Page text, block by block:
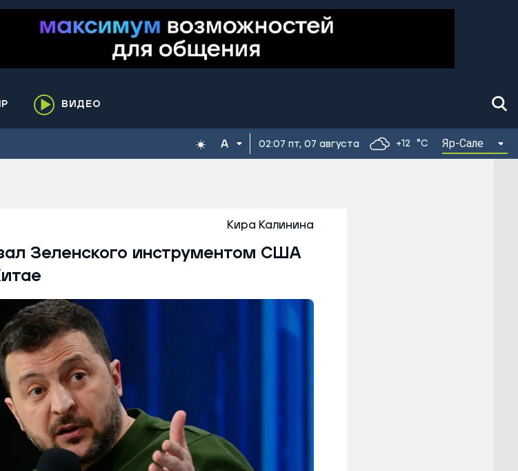
ВИДЕО
02:07 пт, 07 августа +12 °C Яр-Сале
Кира Калинина
Зеленского инструментом США